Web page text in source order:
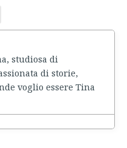
studiosa di
di storie,
voglio essere Tina